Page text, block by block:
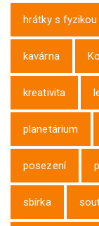
hrátky s fyzikou
kavárna
kreativita
planetárium
posezení
sbírka